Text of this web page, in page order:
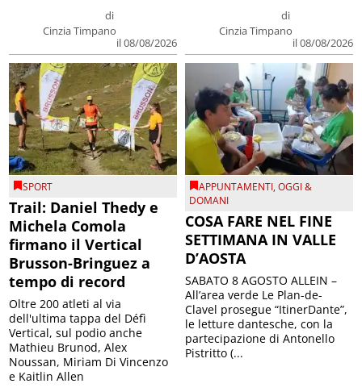
di
Cinzia Timpano
il 08/08/2026
di
Cinzia Timpano
il 08/08/2026
SPORT
Trail: Daniel Thedy e
Michela Comola
firmano il Vertical
Brusson-Bringuez a
tempo di record
Oltre 200 atleti al via
dell'ultima tappa del Défì
Vertical, sul podio anche
Mathieu Brunod, Alex
Noussan, Miriam Di Vincenzo
e Kaitlin Allen
APPUNTAMENTI,OGGI &
DOMANI
COSA FARE NEL FINE
SETTIMANA IN VALLE
D’AOSTA
SABATO 8 AGOSTO ALLEIN –
All’area verde Le Plan-de-
Clavel prosegue “ItinerDante”,
le letture dantesche, con la
partecipazione di Antonello
Pistritto (...